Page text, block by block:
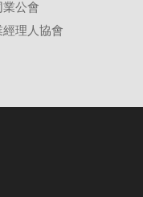
業公會
經理人協會